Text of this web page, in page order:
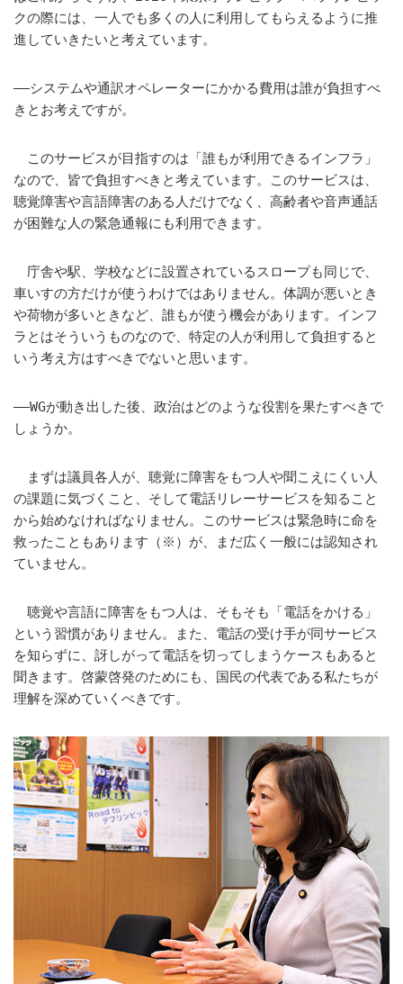
クの際には、一人でも多くの人に利用してもらえるように推
進していきたいと考えています。
――システムや通訳オペレーターにかかる費用は誰が負担すべ
きとお考えですが。
このサービスが目指すのは「誰もが利用できるインフラ」
なので、皆で負担すべきと考えています。このサービスは、
聴覚障害や言語障害のある人だけでなく、高齢者や音声通話
が困難な人の緊急通報にも利用できます。
庁舎や駅、学校などに設置されているスロープも同じで、
車いすの方だけが使うわけではありません。体調が悪いとき
や荷物が多いときなど、誰もが使う機会があります。インフ
ラとはそういうものなので、特定の人が利用して負担すると
いう考え方はすべきでないと思います。
――WGが動き出した後、政治はどのような役割を果たすべきで
しょうか。
まずは議員各人が、聴覚に障害をもつ人や聞こえにくい人
の課題に気づくこと、そして電話リレーサービスを知ること
から始めなければなりません。このサービスは緊急時に命を
救ったこともあります（※）が、まだ広く一般には認知され
ていません。
聴覚や言語に障害をもつ人は、そもそも「電話をかける」
という習慣がありません。また、電話の受け手が同サービス
を知らずに、訝しがって電話を切ってしまうケースもあると
聞きます。啓蒙啓発のためにも、国民の代表である私たちが
理解を深めていくべきです。